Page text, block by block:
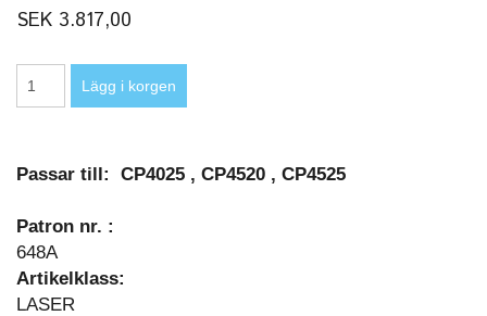
SEK 3.817,00
Passar till: CP4025 , CP4520 , CP4525
Patron nr. :
648A
Artikelklass:
LASER